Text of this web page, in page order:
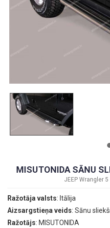
MISUTONIDA SĀNU
JEEP Wrangler
Ražotāja valsts: Itālija
Aizsargstieņa veids: Sānu
Ražotājs: MISUTONIDA